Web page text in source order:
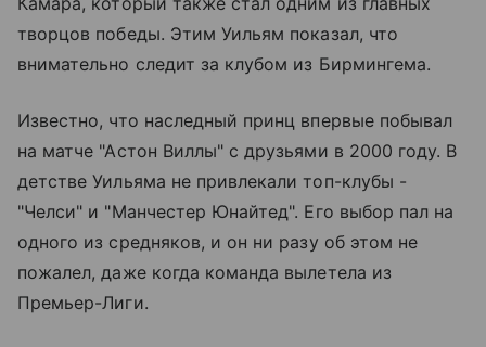
творцов победы. Этим Уильям показал, что
внимательно следит за клубом из Бирмингема.
Известно, что наследный принц впервые побывал
на матче "Астон Виллы" с друзьями в 2000 году. В
детстве Уильяма не привлекали топ-клубы -
"Челси" и "Манчестер Юнайтед". Его выбор пал на
одного из средняков, и он ни разу об этом не
пожалел, даже когда команда вылетела из
Премьер-Лиги.